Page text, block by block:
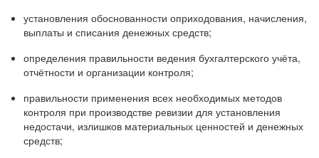
установления обоснованности оприходования, начисления,
выплаты и списания денежных средств;
определения правильности ведения бухгалтерского учёта,
отчётности и организации контроля;
правильности применения всех необходимых методов
контроля при производстве ревизии для установления
недостачи, излишков материальных ценностей и денежных
средств;